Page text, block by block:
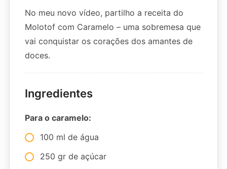
No meu novo vídeo, partilho a receita do
Molotof com Caramelo – uma sobremesa que
vai conquistar os corações dos amantes de
doces.
Ingredientes
Para o caramelo:
100 ml de água
250 gr de açúcar